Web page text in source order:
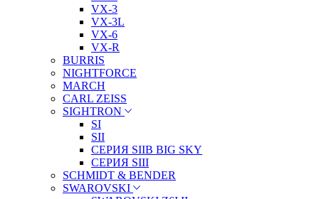
VX-3
VX-3L
VX-6
VX-R
BURRIS
NIGHTFORCE
MARCH
CARL ZEISS
SIGHTRON
SI
SII
СЕРИЯ SIIB BIG SKY
СЕРИЯ SIII
SCHMIDT & BENDER
SWAROVSKI